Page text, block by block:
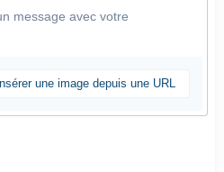
message avec votre
une image depuis une URL